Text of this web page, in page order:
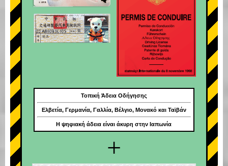
+
Τοπική Άδεια Οδήγησης
Ελβετία, Γερμανία, Γαλλία, Βέλγιο, Μονακό και Ταϊβάν
Η ψηφιακή άδεια είναι άκυρη στην Ιαπωνία